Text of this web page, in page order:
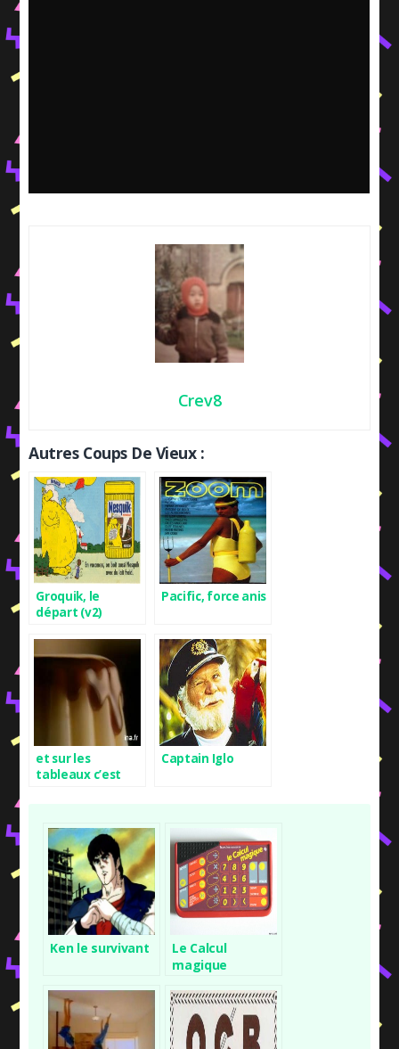
Crev8
Autres Coups De Vieux :
Groquik, le
départ (v2)
Pacific, force anis
et sur les
tableaux c’est
Captain Iglo
Ken le survivant
Le Calcul
magique